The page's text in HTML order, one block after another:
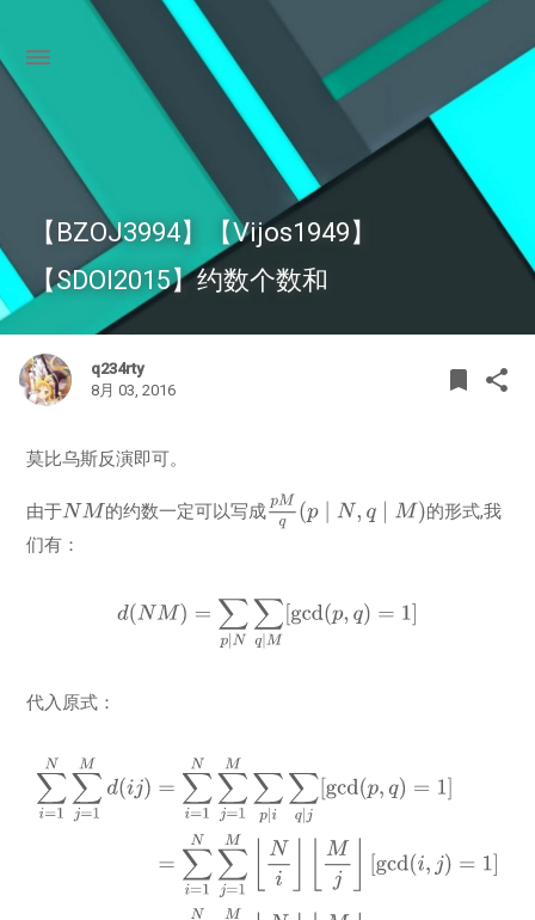
【BZOJ3994】【Vijos1949】
【SDOI2015】约数个数和
q234rty
8月 03, 2016
bookmark share
莫比乌斯反演即可。
由于 的约数一定可以写成
的形式,我
们有：
代入原式：